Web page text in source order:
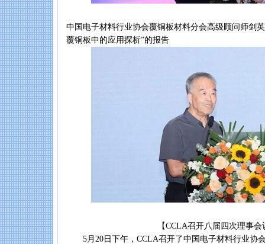
中国电子材料行业协会覆铜板材料分会高级顾问师剑
覆铜板中的应用探析”的报告
【CCLA召开八届四次理事会
5月20日下午，CCLA召开了中国电子材料行业协